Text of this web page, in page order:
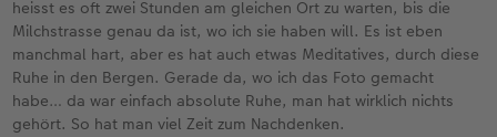
heisst es oft zwei Stunden am gleichen Ort zu warten, bis die
Milchstrasse genau da ist, wo ich sie haben will. Es ist eben
manchmal hart, aber es hat auch etwas Meditatives, durch diese
Ruhe in den Bergen. Gerade da, wo ich das Foto gemacht
habe… da war einfach absolute Ruhe, man hat wirklich nichts
gehört. So hat man viel Zeit zum Nachdenken.